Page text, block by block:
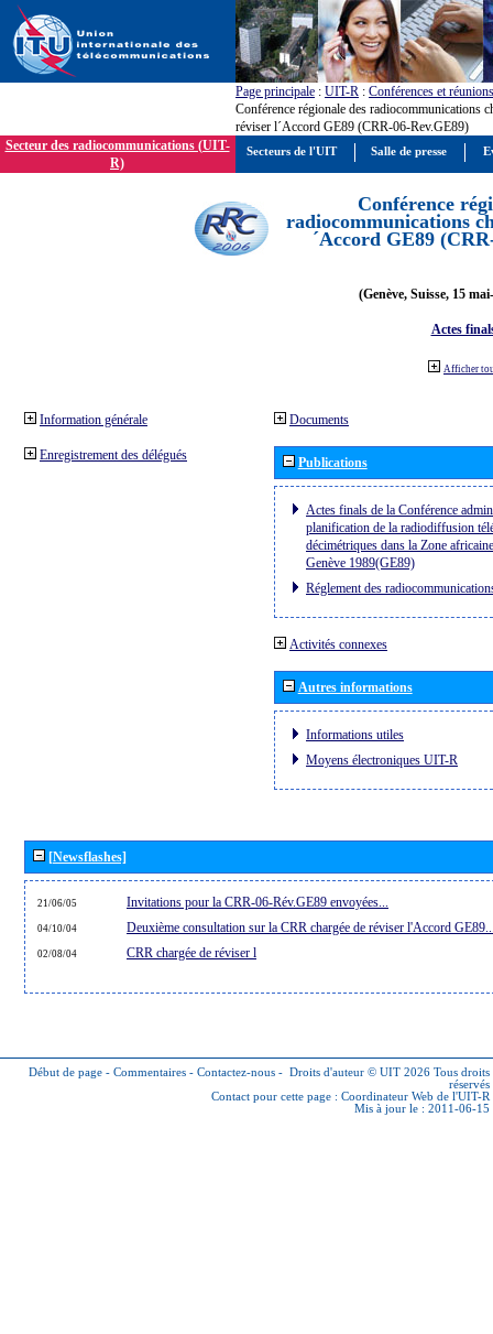
Page principale : UIT-R : Conférences et réunions
Conférence régionale des radiocommunications
réviser l´Accord GE89 (CRR-06-Rev.GE89)
Secteur des radiocommunications (UIT-
R)
Conférence
radiocommunications
´Accord GE89
(Genève, Suisse, 15
Actes
Afficher
Information générale
Enregistrement des délégués
Documents
Publications
Actes finals de la Conférence
planification de la radiodiffusion
décimétriques dans la Zone
Genève 1989(GE89)
Réglement des
Activités connexes
Autres informations
Informations utiles
Moyens électroniques UIT-R
[Newsflashes]
21/06/05 Invitations pour la CRR-06-Rév.GE89 envoyées...
04/10/04 Deuxième consultation sur la CRR chargée de réviser l'Accord
02/08/04 CRR chargée de réviser l
Début de page - Commentaires - Contactez-nous - Droits d'auteur © UIT 2026 Tous droits
réservés
Contact pour cette page : Coordinateur Web de l'UIT-R
Mis à jour le : 2011-06-15
Secteurs de l'UIT Salle de presse